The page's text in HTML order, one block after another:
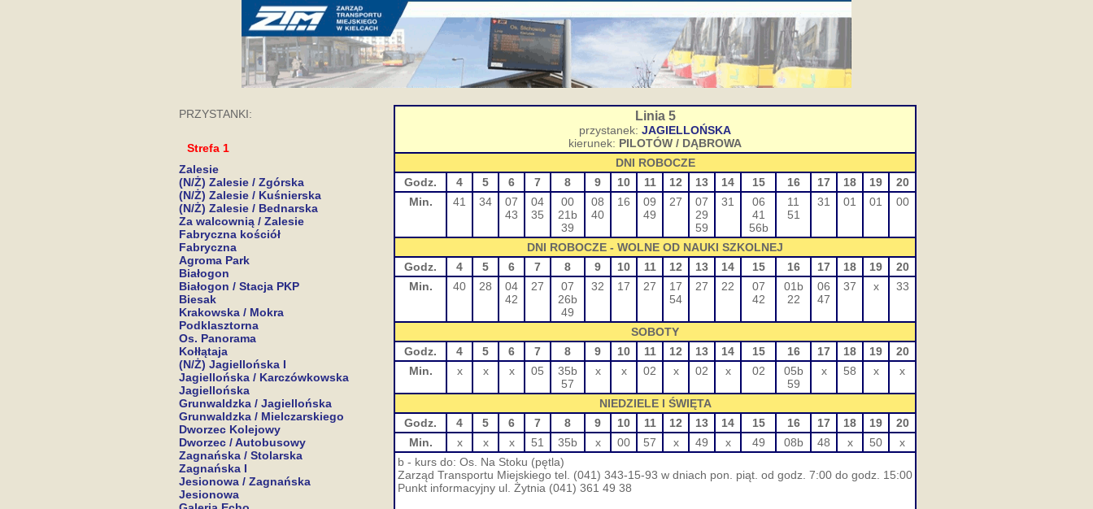
PRZYSTANKI:
Strefa 1
Zalesie
(N/Ż) Zalesie / Zgórska
(N/Ż) Zalesie / Kuśnierska
(N/Ż) Zalesie / Bednarska
Za walcownią / Zalesie
Fabryczna kościół
Fabryczna
Agroma Park
Białogon
Białogon / Stacja PKP
Biesak
Krakowska / Mokra
Podklasztorna
Os. Panorama
Kołłątaja
(N/Ż) Jagiellońska I
Jagiellońska / Karczówkowska
Jagiellońska
Grunwaldzka / Jagiellońska
Grunwaldzka / Mielczarskiego
Dworzec Kolejowy
Dworzec / Autobusowy
Zagnańska / Stolarska
Zagnańska I
Jesionowa / Zagnańska
Jesionowa
Linia 5
przystanek: JAGIELLOŃSKA
kierunek: PILOTÓW / DĄBROWA
DNI ROBOCZE
Godz.
4 5 6 7 8 9 10 11 12 13 14 15 16 17 18 19
20
Min.
41 34
07
43
04
35
00
21b
39
08
40
16
09
49
27
07
29
59
31
06
41
56b
11
51
31 01 01 00
DNI ROBOCZE - WOLNE OD NAUKI SZKOLNEJ
Godz.
4 5 6 7 8 9 10 11 12 13 14 15 16 17 18 19
20
Min.
40 28
04
42
27
07
26b
49
32 17 27
17
54
27 22
07
42
01b
22
06
47
37 x 33
SOBOTY
Godz.
4 5 6 7 8 9 10 11 12 13 14 15 16 17 18 19
20
Min.
x x x 05
35b
57
x x 02 x 02 x 02
05b
59
x 58 x x
NIEDZIELE I ŚWIĘTA
Godz.
4 5 6 7 8 9 10 11 12 13 14 15 16 17 18 19
20
Min.
x x x 51 35b x 00 57 x 49 x 49 08b 48 x 50
x
b - kurs do: Os. Na Stoku (pętla)
Zarząd Transportu Miejskiego tel. (041) 343-15-93 w dniach pon. piąt. od godz. 7:00 do godz. 15:00
Punkt informacyjny ul. Żytnia (041) 361 49 38